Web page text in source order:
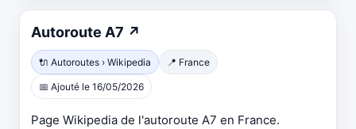
Autoroute A7 ↗
🔌 Autoroutes › Wikipedia 📍 France
📅 Ajouté le 16/05/2026
Page Wikipedia de l'autoroute A7 en France.